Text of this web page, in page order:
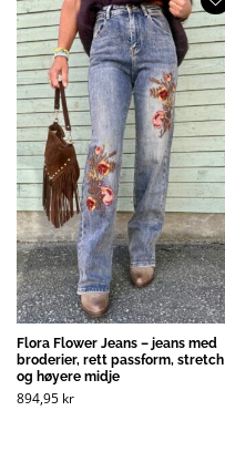
Flora Flower Jeans – jeans med
broderier, rett passform, stretch
og høyere midje
894,95 kr